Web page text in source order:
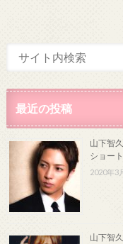
最近の投稿
山下智
ショー
2020年3
山下智